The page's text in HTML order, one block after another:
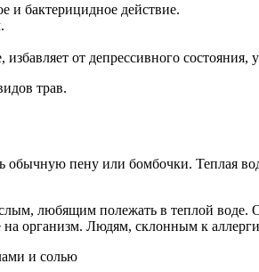
и бактерицидное действие.
от депрессивного состояния,
трав.
пену или бомбочки. Теплая
любящим полежать в теплой
организм. Людям, склонным к